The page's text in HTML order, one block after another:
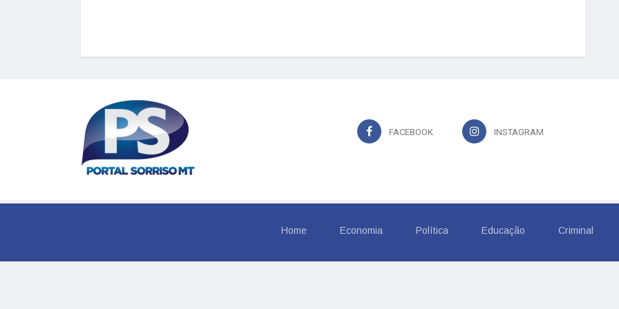
FACEBOOK INSTAGRAM
Home Economia Política Educação Criminal